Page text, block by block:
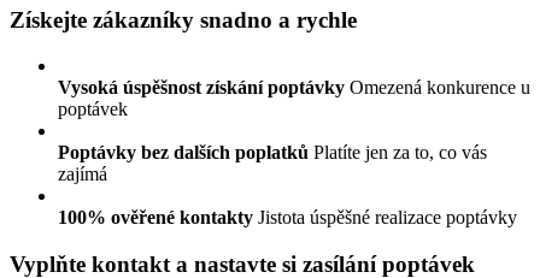
Získejte zákazníky snadno a rychle
Vysoká úspěšnost získání poptávky Omezená konkurence u
poptávek
Poptávky bez dalších poplatků Platíte jen za to, co vás
zajímá
100% ověřené kontakty Jistota úspěšné realizace poptávky
Vyplňte kontakt a nastavte si zasílání poptávek